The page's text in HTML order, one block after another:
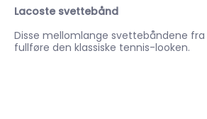
Lacoste svettebånd
Disse mellomlange svettebåndene
fullføre den klassiske tennis-looken.